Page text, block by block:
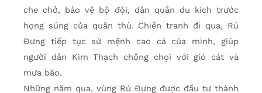
che chở, bảo vệ bộ đội, dân quân du kích trước
họng súng của quân thù. Chiến tranh đi qua, Rú
Đưng tiếp tục sứ mệnh cao cả của mình, giúp
người dân Kim Thạch chống chọi với gió cát và
mưa bão.
Những năm qua, vùng Rú Đưng được đầu tư thành